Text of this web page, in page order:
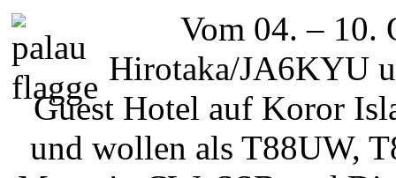
Vom 04. – 10.
Hirotaka/JA6KYU
Guest Hotel auf Koror
und wollen als T88UW,